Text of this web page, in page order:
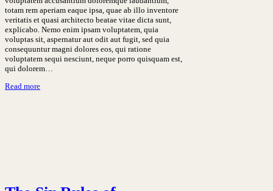
totam rem aperiam eaque ipsa, quae ab illo inventore
veritatis et quasi architecto beatae vitae dicta sunt,
explicabo. Nemo enim ipsam voluptatem, quia
voluptas sit, aspernatur aut odit aut fugit, sed quia
consequuntur magni dolores eos, qui ratione
voluptatem sequi nesciunt, neque porro quisquam est,
qui dolorem…
Read more